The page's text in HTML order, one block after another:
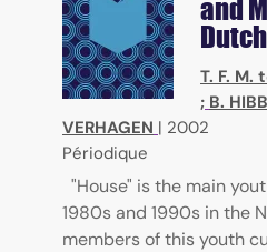
and
T. F. M.
; B.
VERHAGEN | 2002
Périodique
"House" is the main
1980s and 1990s in the
members of this youth